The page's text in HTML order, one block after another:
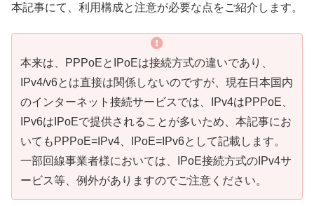
本記事にて、利用構成と注意が必要な点をご紹介します。
本来は、PPPoEとIPoEは接続方式の違いであり、
IPv4/v6とは直接は関係しないのですが、現在日本国内
のインターネット接続サービスでは、IPv4はPPPoE、
IPv6はIPoEで提供されることが多いため、本記事にお
いてもPPPoE=IPv4、IPoE=IPv6として記載します。
一部回線事業者様においては、IPoE接続方式のIPv4サ
ービス等、例外がありますのでご注意ください。